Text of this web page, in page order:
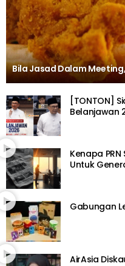
Bila Jasad Dalam
[TONTON]
Belanjawan
Kenapa
Untuk
Gabungan
AirAsia